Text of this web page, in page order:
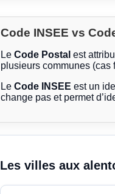
Code INSEE vs
Le Code Postal est
plusieurs communes (cas
Le Code INSEE est un
change pas et permet
Les villes aux